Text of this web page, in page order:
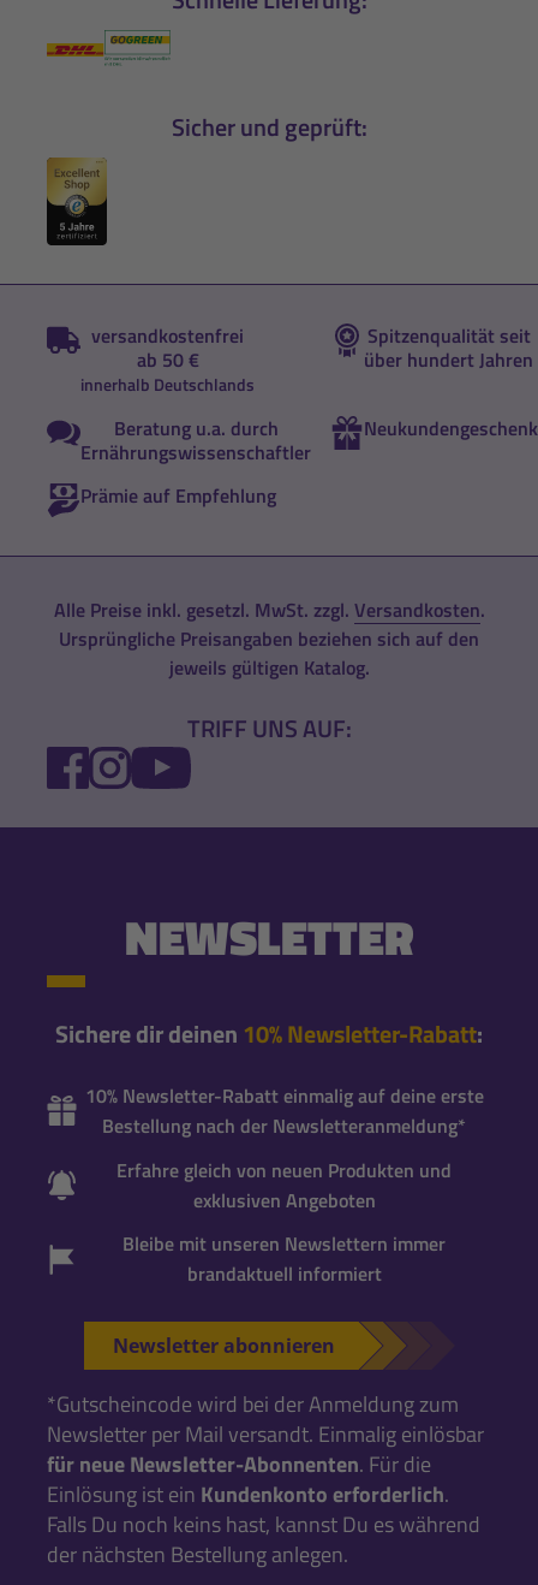
Sicher und geprüft:
versandkostenfrei
ab 50 €
innerhalb Deutschlands
Spitzenqualität seit
über hundert Jahren
Beratung u.a. durch
Ernährungswissenschaftler
Neukundengeschenk
Prämie auf Empfehlung
Alle Preise inkl. gesetzl. MwSt. zzgl. Versandkosten.
Ursprüngliche Preisangaben beziehen sich auf den
jeweils gültigen Katalog.
TRIFF UNS AUF:
FACEBOOK
INSTAGRAM
YOUTUBE
NEWSLETTER
Sichere dir deinen 10% Newsletter-Rabatt:
10% Newsletter-Rabatt einmalig auf deine erste
Bestellung nach der Newsletteranmeldung*
Erfahre gleich von neuen Produkten und
exklusiven Angeboten
Bleibe mit unseren Newslettern immer
brandaktuell informiert
Newsletter abonnieren
*Gutscheincode wird bei der Anmeldung zum
Newsletter per Mail versandt. Einmalig einlösbar
für neue Newsletter-Abonnenten. Für die
Einlösung ist ein Kundenkonto erforderlich.
Falls Du noch keins hast, kannst Du es während
der nächsten Bestellung anlegen.